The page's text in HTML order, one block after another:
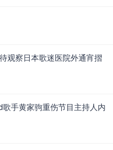
观察日本歌迷医院外通宵摺
手黄家驹重伤节目主持人内